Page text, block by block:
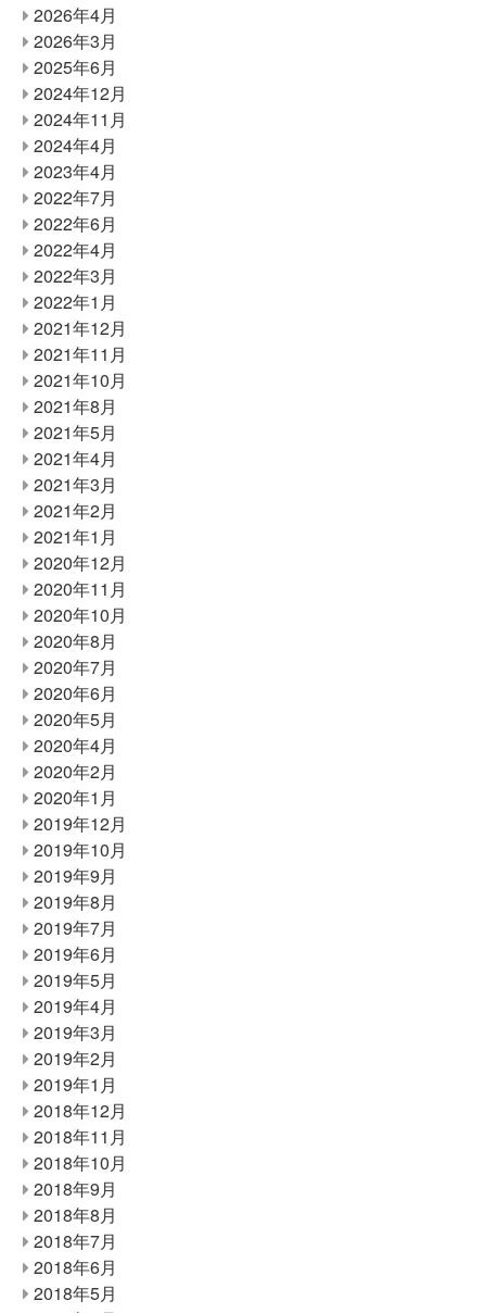
2026年4月
2026年3月
2025年6月
2024年12月
2024年11月
2024年4月
2023年4月
2022年7月
2022年6月
2022年4月
2022年3月
2022年1月
2021年12月
2021年11月
2021年10月
2021年8月
2021年5月
2021年4月
2021年3月
2021年2月
2021年1月
2020年12月
2020年11月
2020年10月
2020年8月
2020年7月
2020年6月
2020年5月
2020年4月
2020年2月
2020年1月
2019年12月
2019年10月
2019年9月
2019年8月
2019年7月
2019年6月
2019年5月
2019年4月
2019年3月
2019年2月
2019年1月
2018年12月
2018年11月
2018年10月
2018年9月
2018年8月
2018年7月
2018年6月
2018年5月